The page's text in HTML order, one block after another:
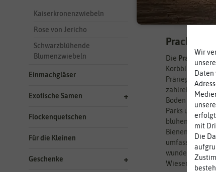
Kaiserkronenzwiebeln
Rose von Jericho
Schwarzblühende
Blumenzwiebeln
Einmachgläser
Exotische Samen
Flockenquetschen
Für die Kleinen
Geschenke
Die
Korbblütler.
Präriegebieten
zahlreiche
Boden gut
Parks und
blühende
Bienen,
umfasst die
Wiesen und am
Wir
Daten
erfolgt
mit
Die